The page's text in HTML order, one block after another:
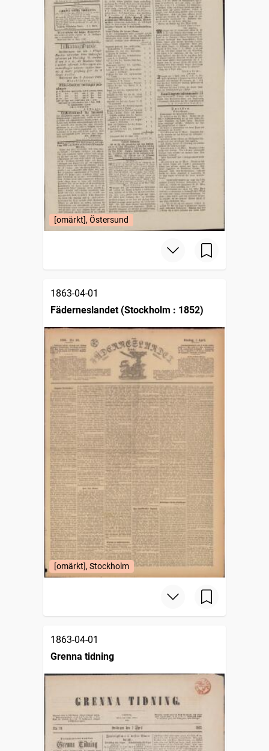
[omärkt], Östersund
1863-04-01
Fäderneslandet (Stockholm : 1852)
[omärkt], Stockholm
1863-04-01
Grenna tidning